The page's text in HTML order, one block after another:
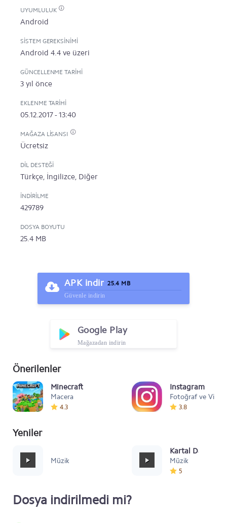
UYUMLULUK
Android
SISTEM GEREKSINIMI
Android 4.4 ve üzeri
GÜNCELLENME TARIHI
3 yıl önce
EKLENME TARIHI
05.12.2017 - 13:40
MAĞAZA LISANSI
Ücretsiz
DIL DESTEĞI
Türkçe, İngilizce, Diğer
İNDIRILME
429789
DOSYA BOYUTU
25.4 MB
APK indir 25.4 MB
Güvenle indirin
Google Play
Mağazadan indirin
Önerilenler
Minecraft
Macera
4.3
Instagram
Fotoğraf ve Video
3.8
Yeniler
Müzik
Kartal Dansı
Müzik
5
Dosya indirilmedi mi?